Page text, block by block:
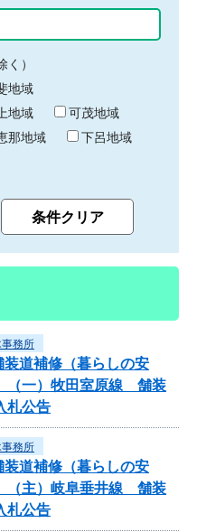
）
地域
地域
可茂地域
那地域
下呂地域
務所
道補修（暮らしの安
（一）牧田室原線 舗装
札公告
務所
道補修（暮らしの安
（主）岐阜垂井線 舗装
札公告